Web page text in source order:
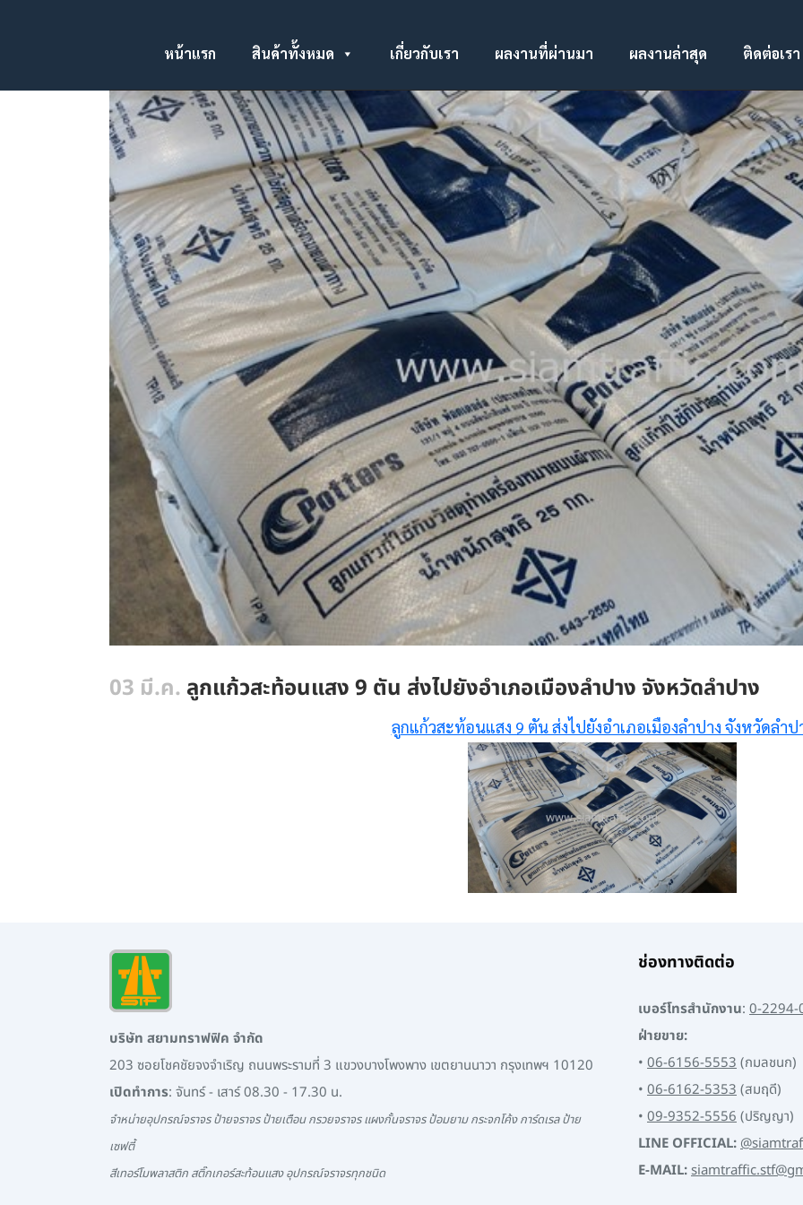
หน้าแรก สินค้าทั้งหมด เกี่ยวกับเรา ผลงานที่ผ่านมา ผลงานล่าสุด ติดต่อเรา
03 มี.ค. ลูกแก้วสะท้อนแสง 9 ตัน ส่งไปยังอำเภอเมืองลำปาง จังหวัดลำปาง
ลูกแก้วสะท้อนแสง 9 ตัน ส่งไปยังอำเภอเมืองลำปาง จังหวัดลำป
บริษัท สยามทราฟฟิค จำกัด
203 ซอยโชคชัยจงจำเริญ ถนนพระรามที่ 3 แขวงบางโพงพาง เขตยานนาวา กรุงเทพฯ 10120
เปิดทำการ: จันทร์ - เสาร์ 08.30 - 17.30 น.
จำหน่ายอุปกรณ์จราจร ป้ายจราจร ป้ายเตือน กรวยจราจร แผงกั้นจราจร ป้อมยาม กระจกโค้ง การ์ดเรล ป้าย
เซฟตี้
สีเทอร์โมพลาสติก สติ๊กเกอร์สะท้อนแสง อุปกรณ์จราจรทุกชนิด
ช่องทางติดต่อ
เบอร์โทรสำนักงาน: 0-
ฝ่ายขาย:
• 06-6156-5553(กมลชนก)
• 06-6162-5353(สมฤดี)
• 09-9352-5556(ปริญญา)
LINE OFFICIAL:
E-MAIL: